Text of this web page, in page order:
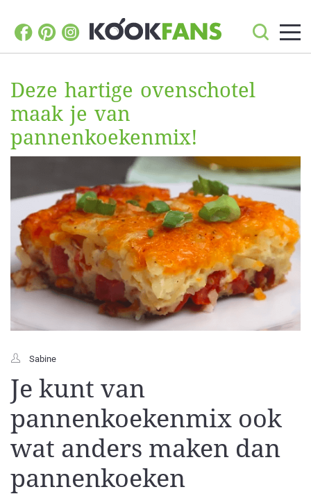
Deze hartige ovenschotel
maak je van
pannenkoekenmix!
Sabine
Je kunt van
pannenkoekenmix ook
wat anders maken dan
pannenkoeken